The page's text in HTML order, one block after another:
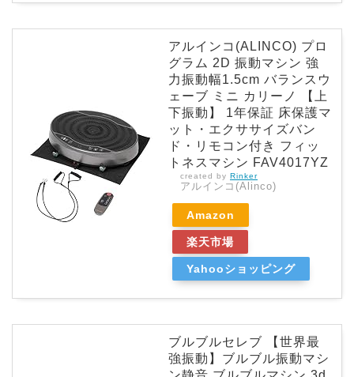
アルインコ(ALINCO) プロ
グラム 2D 振動マシン 強
力振動幅1.5cm バランスウ
ェーブ ミニ カリーノ 【上
下振動】 1年保証 床保護マ
ット・エクササイズバン
ド・リモコン付き フィッ
トネスマシン FAV4017YZ
created by Rinker
アルインコ(Alinco)
Amazon
楽天市場
Yahooショッピング
ブルブルセレブ 【世界最
強振動】ブルブル振動マシ